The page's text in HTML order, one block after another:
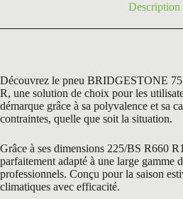
Description
Découvrez le pneu BRIDGESTONE
R, une solution de choix pour les
démarque grâce à sa polyvalence et sa
contraintes, quelle que soit la situation.
Grâce à ses dimensions 225/BS R660
parfaitement adapté à une large gamme
professionnels. Conçu pour la saison
climatiques avec efficacité.